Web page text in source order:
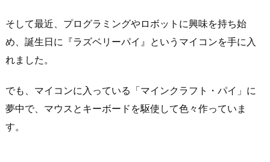
そして最近、プログラミングやロボットに興味を持ち始
め、誕生日に『ラズベリーパイ』というマイコンを手に入
れました。
でも、マイコンに入っている「マインクラフト・パイ」に
夢中で、マウスとキーボードを駆使して色々作っていま
す。